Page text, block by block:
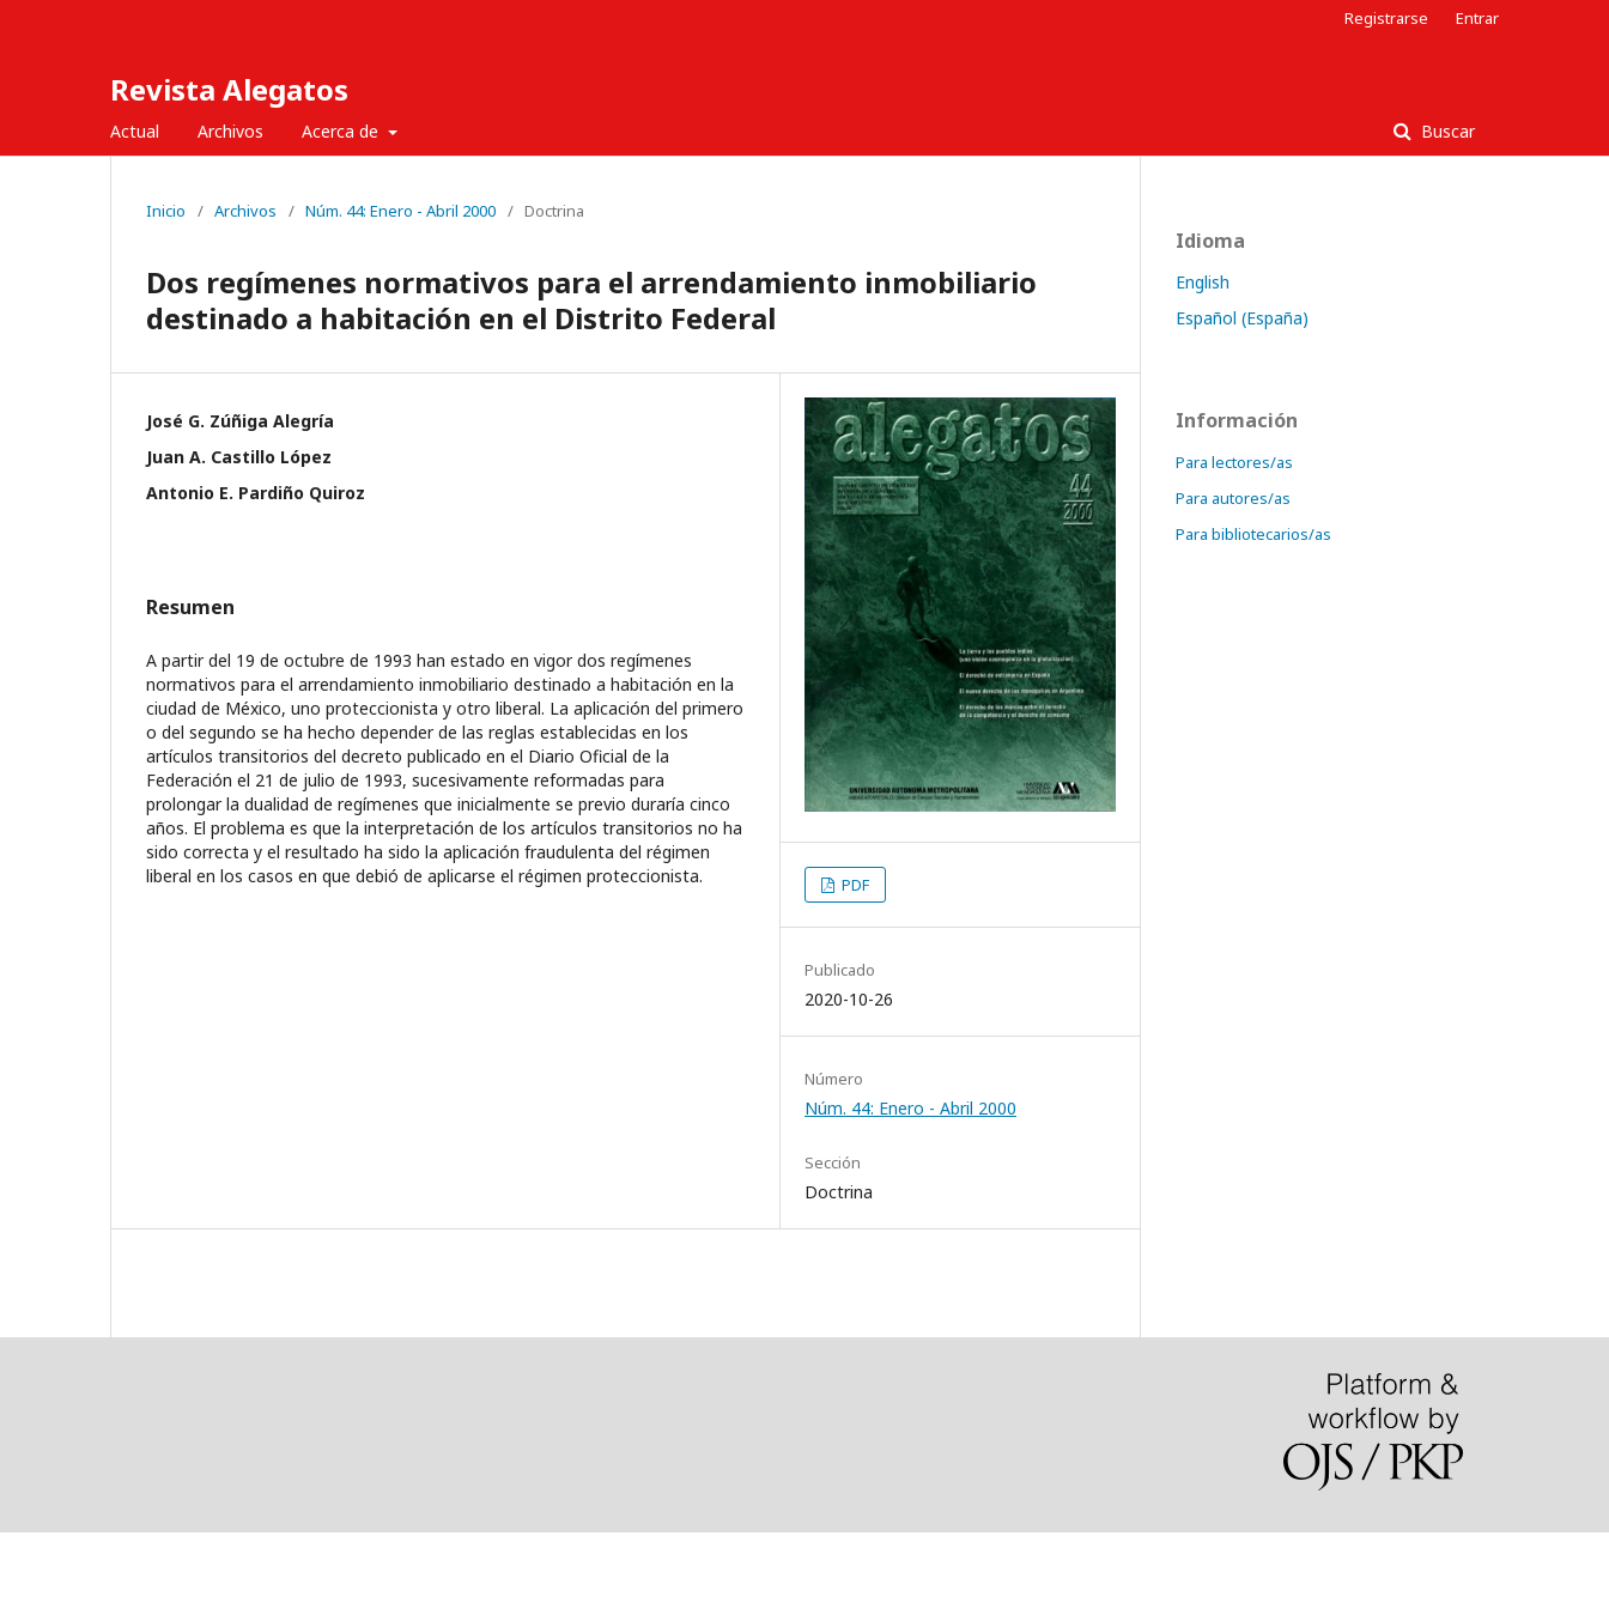
Revista Alegatos
Actual Archivos Acerca de Buscar
Registrarse Entrar
Inicio / Archivos / Núm. 44: Enero - Abril 2000 / Doctrina
Dos regímenes normativos para el arrendamiento inmobiliario
destinado a habitación en el Distrito Federal
José G. Zúñiga Alegría
Juan A. Castillo López
Antonio E. Pardiño Quiroz
Resumen
A partir del 19 de octubre de 1993 han estado en vigor dos regímenes
normativos para el arrendamiento inmobiliario destinado a habitación en la
ciudad de México, uno proteccionista y otro liberal. La aplicación del primero
o del segundo se ha hecho depender de las reglas establecidas en los
artículos transitorios del decreto publicado en el Diario Oficial de la
Federación el 21 de julio de 1993, sucesivamente reformadas para
prolongar la dualidad de regímenes que inicialmente se previo duraría cinco
años. El problema es que la interpretación de los artículos transitorios no ha
sido correcta y el resultado ha sido la aplicación fraudulenta del régimen
liberal en los casos en que debió de aplicarse el régimen proteccionista.
PDF
Publicado
2020-10-26
Número
Núm. 44: Enero - Abril 2000
Sección
Doctrina
Idioma
English
Español (España)
Información
Para lectores/as
Para autores/as
Para bibliotecarios/as